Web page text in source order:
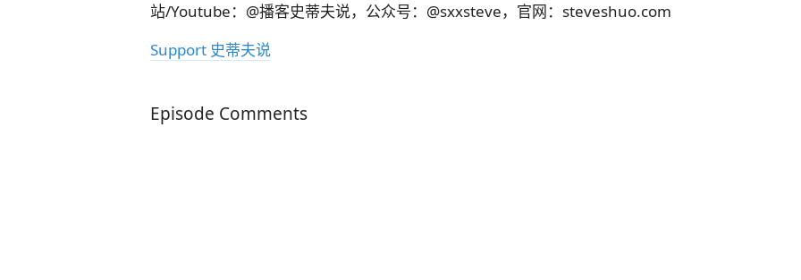
站/Youtube：@播客史蒂夫说，公众号：@sxxsteve，官网：steveshuo.com
Support 史蒂夫说
Episode Comments